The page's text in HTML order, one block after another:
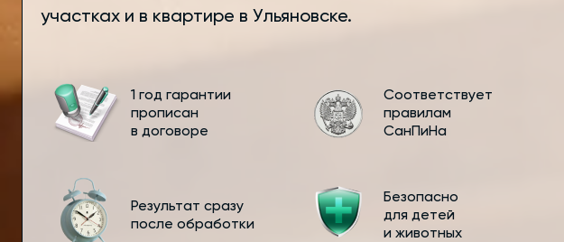
участках и в квартире в Ульяновске.
1 год гарантии
прописан
в договоре
Соответствует
правилам
СанПиНа
Результат сразу
после обработки
Безопасно
для детей
и животных